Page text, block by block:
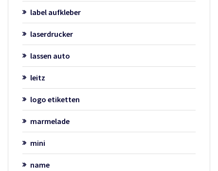
label aufkleber
laserdrucker
lassen auto
leitz
logo etiketten
marmelade
mini
name